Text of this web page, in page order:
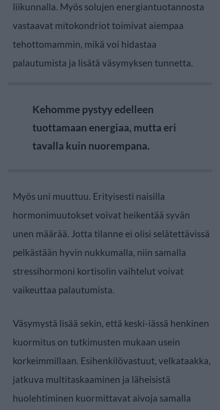
liikunnalla. Myös solujen energiantuotannosta
vastaavat mitokondriot toimivat aiempaa
tehottomammin, mikä voi hidastaa
palautumista ja lisätä väsymyksen tunnetta.
Kehomme pystyy edelleen
tuottamaan energiaa, mutta eri
tavalla kuin nuorempana.
Myös uni muuttuu. Erityisesti naisilla
hormonimuutokset voivat heikentää syvän
unen määrää. Jotta tilanne ei olisi selätettävissä
pelkästään hyvin nukkumalla, niin samalla
stressihormoni kortisolin vaihtelut voivat
vaikeuttaa palautumista.
Väsymystä lisää sekin, että keski-iässä henkinen
kuormitus on tutkimusten mukaan usein
korkeimmillaan. Esihenkilövastuut, velkataakka,
jatkuva multitaskaaminen ja läheisistä
huolehtiminen kuormittavat aivoja samalla